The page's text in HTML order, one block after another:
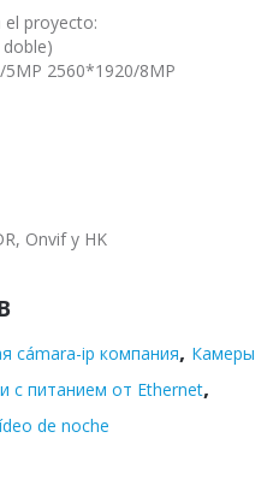
el proyecto:
5MP 2560*1920/8MP
Onvif y HK
cámara-ip компания, Камеры
с питанием от Ethernet,
de noche